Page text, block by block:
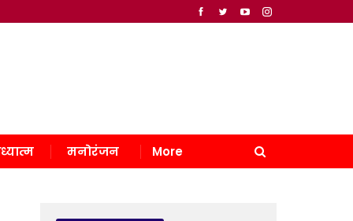
मनोरंजन More